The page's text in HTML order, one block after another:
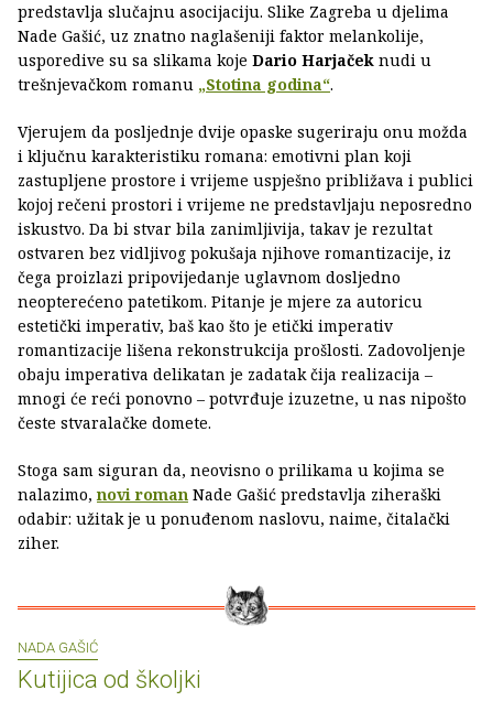
predstavlja slučajnu asocijaciju. Slike Zagreba u djelima
Nade Gašić, uz znatno naglašeniji faktor melankolije,
usporedive su sa slikama koje Dario Harjaček nudi u
trešnjevačkom romanu „Stotina godina“.
Vjerujem da posljednje dvije opaske sugeriraju onu možda
i ključnu karakteristiku romana: emotivni plan koji
zastupljene prostore i vrijeme uspješno približava i publici
kojoj rečeni prostori i vrijeme ne predstavljaju neposredno
iskustvo. Da bi stvar bila zanimljivija, takav je rezultat
ostvaren bez vidljivog pokušaja njihove romantizacije, iz
čega proizlazi pripovijedanje uglavnom dosljedno
neopterećeno patetikom. Pitanje je mjere za autoricu
estetički imperativ, baš kao što je etički imperativ
romantizacije lišena rekonstrukcija prošlosti. Zadovoljenje
obaju imperativa delikatan je zadatak čija realizacija –
mnogi će reći ponovno – potvrđuje izuzetne, u nas nipošto
česte stvaralačke domete.
Stoga sam siguran da, neovisno o prilikama u kojima se
nalazimo,novi roman Nade Gašić predstavlja ziheraški
odabir: užitak je u ponuđenom naslovu, naime, čitalački
ziher.
NADA GAŠIĆ
Kutijica od školjki